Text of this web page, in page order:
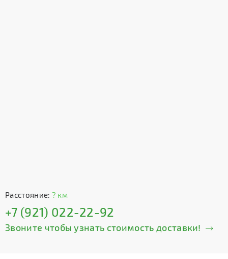
Расстояние: ? км
+7 (921) 022-22-92
Звоните чтобы узнать стоимость доставки!